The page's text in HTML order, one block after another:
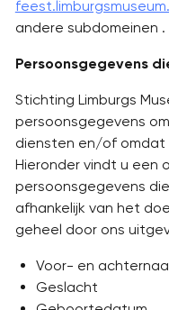
andere subdomeinen .
Persoonsgegevens
Stichting Limburgs
persoonsgegevens
diensten en/of omdat
Hieronder vindt u een
persoonsgegevens
afhankelijk van het
geheel door ons
Voor- en
Geslacht